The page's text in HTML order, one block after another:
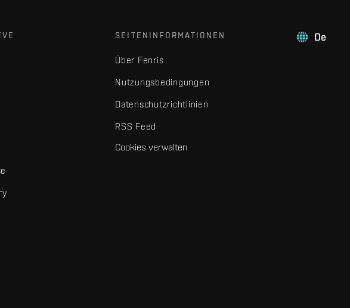
De
SEITENINFORMATIONEN
Über Fenris
Nutzungsbedingungen
Datenschutzrichtlinien
RSS Feed
Cookies verwalten